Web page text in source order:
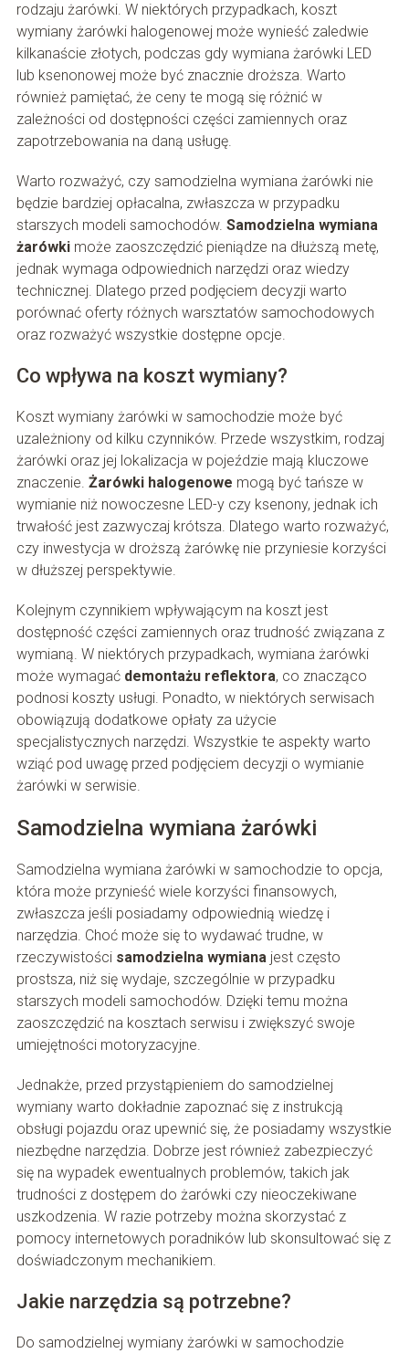
rodzaju żarówki. W niektórych przypadkach, koszt
wymiany żarówki halogenowej może wynieść zaledwie
kilkanaście złotych, podczas gdy wymiana żarówki LED
lub ksenonowej może być znacznie droższa. Warto
również pamiętać, że ceny te mogą się różnić w
zależności od dostępności części zamiennych oraz
zapotrzebowania na daną usługę.
Warto rozważyć, czy samodzielna wymiana żarówki nie
będzie bardziej opłacalna, zwłaszcza w przypadku
starszych modeli samochodów. Samodzielna wymiana
żarówkimoże zaoszczędzić pieniądze na dłuższą metę,
jednak wymaga odpowiednich narzędzi oraz wiedzy
technicznej. Dlatego przed podjęciem decyzji warto
porównać oferty różnych warsztatów samochodowych
oraz rozważyć wszystkie dostępne opcje.
Co wpływa na koszt wymiany?
Koszt wymiany żarówki w samochodzie może być
uzależniony od kilku czynników. Przede wszystkim, rodzaj
żarówki oraz jej lokalizacja w pojeździe mają kluczowe
znaczenie. Żarówki halogenowe mogą być tańsze w
wymianie niż nowoczesne LED-y czy ksenony, jednak ich
trwałość jest zazwyczaj krótsza. Dlatego warto rozważyć,
czy inwestycja w droższą żarówkę nie przyniesie korzyści
w dłuższej perspektywie.
Kolejnym czynnikiem wpływającym na koszt jest
dostępność części zamiennych oraz trudność związana z
wymianą. W niektórych przypadkach, wymiana żarówki
może wymagać demontażu reflektora, co znacząco
podnosi koszty usługi. Ponadto, w niektórych serwisach
obowiązują dodatkowe opłaty za użycie
specjalistycznych narzędzi. Wszystkie te aspekty warto
wziąć pod uwagę przed podjęciem decyzji o wymianie
żarówki w serwisie.
Samodzielna wymiana żarówki
Samodzielna wymiana żarówki w samochodzie to opcja,
która może przynieść wiele korzyści finansowych,
zwłaszcza jeśli posiadamy odpowiednią wiedzę i
narzędzia. Choć może się to wydawać trudne, w
rzeczywistości samodzielna wymianajest często
prostsza, niż się wydaje, szczególnie w przypadku
starszych modeli samochodów. Dzięki temu można
zaoszczędzić na kosztach serwisu i zwiększyć swoje
umiejętności motoryzacyjne.
Jednakże, przed przystąpieniem do samodzielnej
wymiany warto dokładnie zapoznać się z instrukcją
obsługi pojazdu oraz upewnić się, że posiadamy wszystkie
niezbędne narzędzia. Dobrze jest również zabezpieczyć
się na wypadek ewentualnych problemów, takich jak
trudności z dostępem do żarówki czy nieoczekiwane
uszkodzenia. W razie potrzeby można skorzystać z
pomocy internetowych poradników lub skonsultować się z
doświadczonym mechanikiem.
Jakie narzędzia są potrzebne?
Do samodzielnej wymiany żarówki w samochodzie